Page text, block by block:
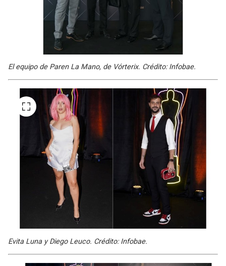
El equipo de Paren La Mano, de Vórterix. Crédito: Infobae.
Evita Luna y Diego Leuco. Crédito: Infobae.